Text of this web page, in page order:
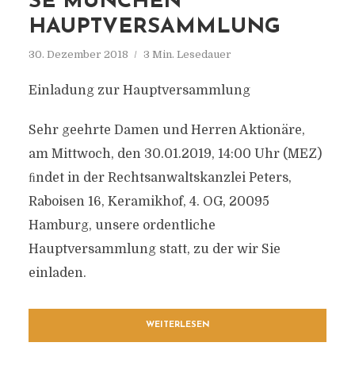
HAUPTVERSAMMLUNG
30. Dezember 2018 3 Min. Lesedauer
Einladung zur Hauptversammlung
Sehr geehrte Damen und Herren Aktionäre,
am Mittwoch, den 30.01.2019, 14:00 Uhr (MEZ)
ﬁndet in der Rechtsanwaltskanzlei Peters,
Raboisen 16, Keramikhof, 4. OG, 20095
Hamburg, unsere ordentliche
Hauptversammlung statt, zu der wir Sie
einladen.
WEITERLESEN